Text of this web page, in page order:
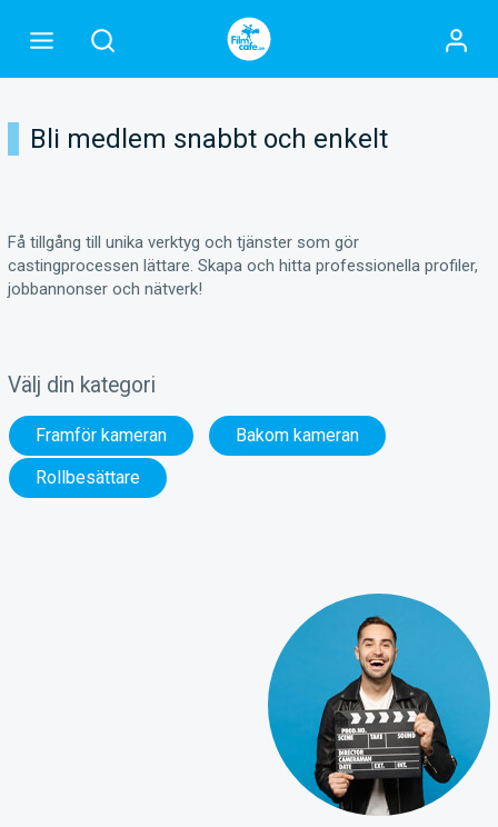
Bli medlem snabbt och enkelt
Få tillgång till unika verktyg och tjänster som gör
castingprocessen lättare. Skapa och hitta professionella profiler,
jobbannonser och nätverk!
Välj din kategori
Framför kameran
Bakom kameran
Rollbesättare